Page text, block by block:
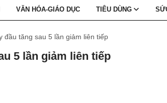
VĂN HÓA-GIÁO DỤC TIÊU DÙNG
đầu tăng sau 5 lần giảm liên tiếp
5 lần giảm liên tiếp